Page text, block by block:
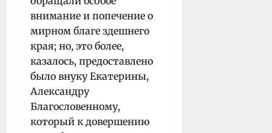
внимание и попечение о
мирном благе здешнего
края; но, это более,
казалось, предоставлено
было внуку Екатерины,
Александру
Благословенному,
который к довершению